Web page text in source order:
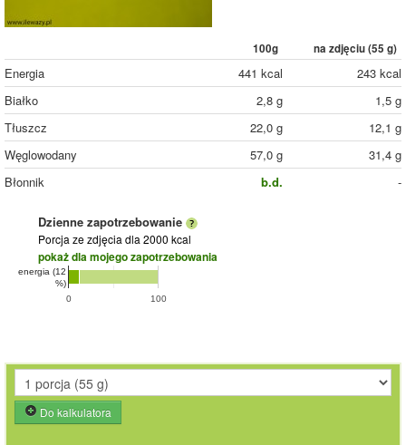
100g na zdjęciu (55 g)
Energia 441 kcal
243 kcal
Białko
2,8 g
1,5 g
Tłuszcz
22,0 g
12,1 g
Węglowodany
57,0 g
31,4 g
Błonnik
b.d. -
Dzienne zapotrzebowanie
Porcja ze zdjęcia dla 2000 kcal
pokaż dla mojego zapotrzebowania
0 100
energia (12
%)
Do kalkulatora